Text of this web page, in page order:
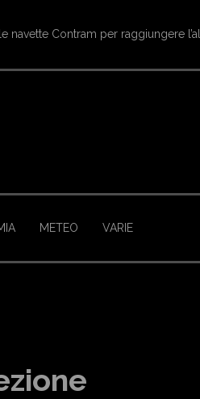
navette Contram per raggiungere
METEO VARIE